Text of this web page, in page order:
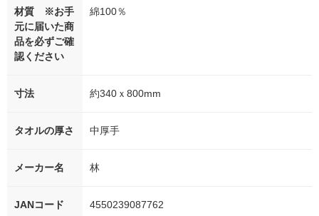
材質 ※お手
元に届いた商
品を必ずご確
認ください
綿100％
寸法 約340ｘ800mm
タオルの厚さ 中厚手
メーカー名 林
JANコード 4550239087762